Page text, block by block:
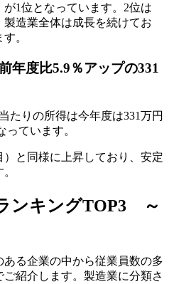
が1位となっています。2位は
製造業全体は成長を続けてお
。
年度比5.9％アップの331
たりの所得は今年度は331万円
っています。
と同様に上昇しており、安定
ンキングTOP3 ～
る企業の中から従業員数の多
紹介します。製造業に分類さ